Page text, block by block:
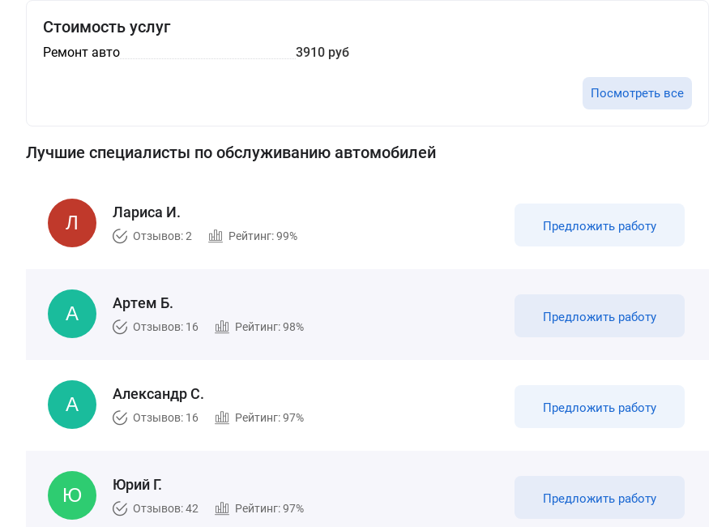
Стоимость услуг
Ремонт авто 3910 руб
Посмотреть все
Лучшие специалисты по обслуживанию автомобилей
Лариса И.
Отзывов: 2 Рейтинг: 99%
Предложить работу
Артем Б.
Отзывов: 16 Рейтинг: 98%
Предложить работу
Александр С.
Отзывов: 16 Рейтинг: 97%
Предложить работу
Юрий Г.
Отзывов: 42 Рейтинг: 97%
Предложить работу